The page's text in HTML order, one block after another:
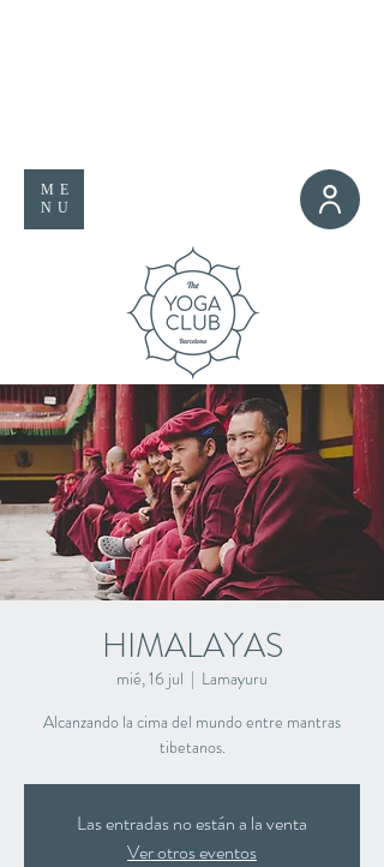
ME
NU
HIMALAYAS
mié, 16 jul
  |
Lamayuru
Alcanzando la cima del mundo entre mantras
tibetanos.
Las entradas no están a la venta
Ver otros eventos